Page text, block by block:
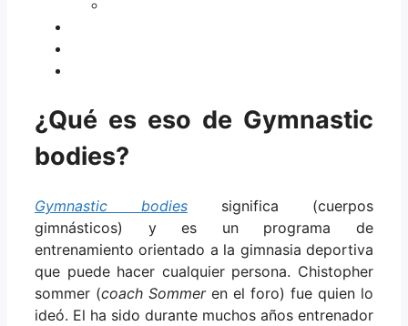
¿Qué es eso de Gymnastic
bodies?
Gymnastic bodies significa (cuerpos
gimnásticos) y es un programa de
entrenamiento orientado a la gimnasia deportiva
que puede hacer cualquier persona. Chistopher
sommer (coach Sommeren el foro) fue quien lo
ideó. El ha sido durante muchos años entrenador